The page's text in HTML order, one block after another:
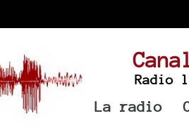
Radio
La radio